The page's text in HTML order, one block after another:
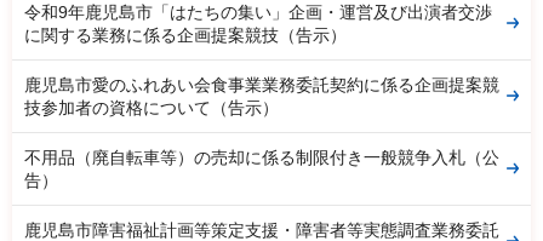
令和9年鹿児島市「はたちの集い」企画・運営及び出演者交渉
に関する業務に係る企画提案競技（告示）
鹿児島市愛のふれあい会食事業業務委託契約に係る企画提案競
技参加者の資格について（告示）
不用品（廃自転車等）の売却に係る制限付き一般競争入札（公
告）
鹿児島市障害福祉計画等策定支援・障害者等実態調査業務委託